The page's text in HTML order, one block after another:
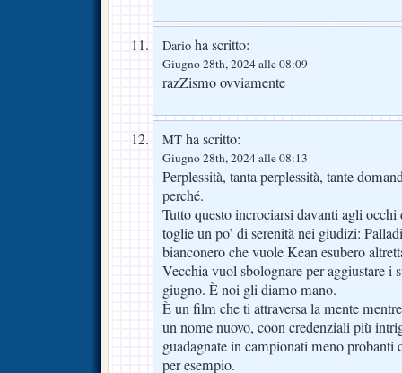
Dario ha scritto:
Giugno 28th, 2024 alle 08:09
razZismo ovviamente
MT ha scritto:
Giugno 28th, 2024 alle 08:13
Perplessità, tanta perplessità, tante
perché.
Tutto questo incrociarsi davanti agli occhi
toglie un po’ di serenità nei giudizi:
bianconero che vuole Kean esubero
Vecchia vuol sbolognare per aggiustare i
giugno. È noi gli diamo mano.
È un film che ti attraversa la mente
un nome nuovo, coon credenziali più
guadagnate in campionati meno probanti
per esempio.